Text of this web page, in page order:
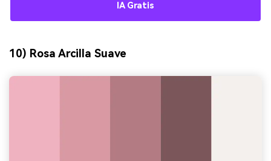
IA Gratis
10) Rosa Arcilla Suave